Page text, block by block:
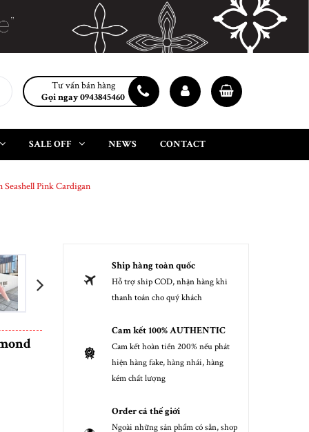
Tư vấn bán hàng
Gọi ngay 0943845460
SALE OFF NEWS CONTACT
Pink Cardigan
next
Ship hàng toàn quốc
Hỗ trợ ship COD, nhận hàng khi
thanh toán cho quý khách
Cam kết 100% AUTHENTIC
Cam kết hoàn tiền 200% nếu phát
hiện hàng fake, hàng nhái, hàng
kém chất lượng
Order cả thế giới
Ngoài những sản phẩm có sẵn, shop